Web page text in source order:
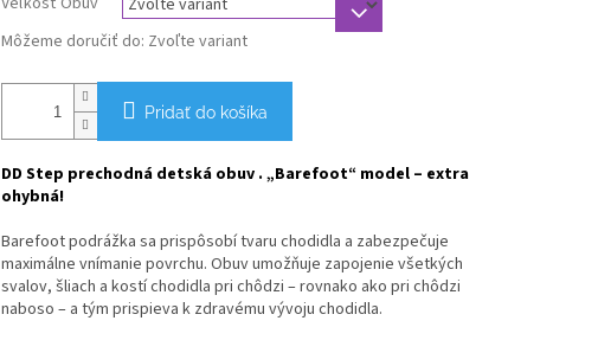
Môžeme doručiť do: Zvoľte variant
Pridať do košíka
DD Step prechodná detská obuv . „Barefoot“ model – extra
ohybná!
Barefoot podrážka sa prispôsobí tvaru chodidla a zabezpečuje
maximálne vnímanie povrchu. Obuv umožňuje zapojenie všetkých
svalov, šliach a kostí chodidla pri chôdzi – rovnako ako pri chôdzi
naboso – a tým prispieva k zdravému vývoju chodidla.